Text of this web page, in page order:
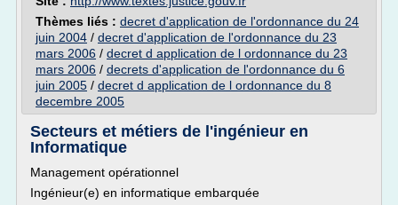
Thèmes liés : decret d'application de l'ordonnance du 24
juin 2004 / decret d'application de l'ordonnance du 23
mars 2006 / decret d application de l ordonnance du 23
mars 2006 / decrets d'application de l'ordonnance du 6
juin 2005 / decret d application de l ordonnance du 8
decembre 2005
Secteurs et métiers de l'ingénieur en
Informatique
Management opérationnel
Ingénieur(e) en informatique embarquée